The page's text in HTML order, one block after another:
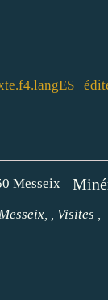
, Visites ,